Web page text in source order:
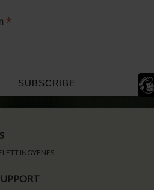
*
INGYENES